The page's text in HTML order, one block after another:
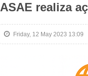
ASAE realiza
Friday, 12 May 2023 13:09